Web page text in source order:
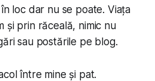
loc dar nu se poate. Viața
și prin răceală, nimic nu
sau postările pe blog.
între mine și pat.